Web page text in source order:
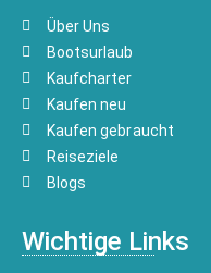
Über Uns
Bootsurlaub
Kaufcharter
Kaufen neu
Kaufen gebraucht
Reiseziele
Blogs
Wichtige Links